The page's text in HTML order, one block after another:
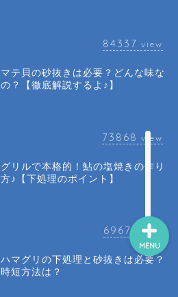
84337 view
マテ貝の砂抜きは必要？どんな味な
の？【徹底解説するよ♪】
73868 view
グリルで本格的！鮎の塩焼きの作り
方♪【下処理のポイント】
69674 view
ハマグリの下処理と砂抜きは必要？
時短方法は？
MENU